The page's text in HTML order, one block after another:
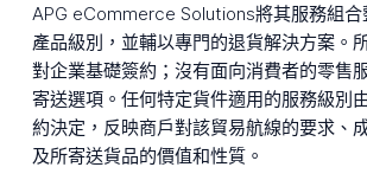
APG eCommerce Solutions將其服務組
產品級別，並輔以專門的退貨解決方案。
對企業基礎簽約；沒有面向消費者的零售
寄送選項。任何特定貨件適用的服務級別
約決定，反映商戶對該貿易航線的要求、
及所寄送貨品的價值和性質。